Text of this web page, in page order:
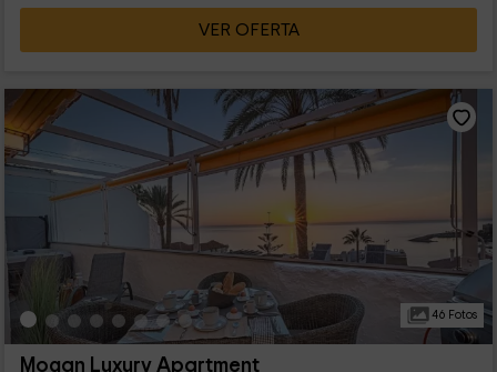
VER OFERTA
46 Fotos
Mogan Luxury Apartment